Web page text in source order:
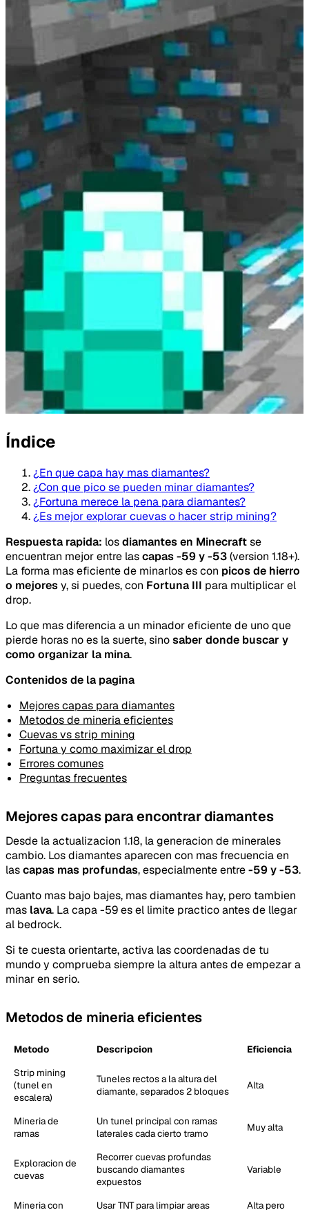
Índice
¿En que capa hay mas diamantes?
¿Con que pico se pueden minar diamantes?
¿Fortuna merece la pena para diamantes?
¿Es mejor explorar cuevas o hacer strip mining?
Respuesta rapida: losdiamantes en Minecraftse
encuentran mejor entre lascapas -59 y -53(version 1.18+).
La forma mas eficiente de minarlos es con picos de hierro
o mejoresy, si puedes, con Fortuna III para multiplicar el
drop.
Lo que mas diferencia a un minador eficiente de uno que
pierde horas no es la suerte, sinosaber donde buscar y
como organizar la mina.
Contenidos de la pagina
Mejores capas para diamantes
Metodos de mineria eficientes
Cuevas vs strip mining
Fortuna y como maximizar el drop
Errores comunes
Preguntas frecuentes
Mejores capas para encontrar diamantes
Desde la actualizacion 1.18, la generacion de minerales
cambio. Los diamantes aparecen con mas frecuencia en
lascapas mas profundas, especialmente entre-59 y -53.
Cuanto mas bajo bajes, mas diamantes hay, pero tambien
mas lava. La capa -59 es el limite practico antes de llegar
al bedrock.
Si te cuesta orientarte, activa las coordenadas de tu
mundo y comprueba siempre la altura antes de empezar a
minar en serio.
Metodos de mineria eficientes
Metodo Descripcion
Eficiencia
Strip mining
(tunel en
escalera)
Tuneles rectos a la altura del
diamante, separados 2 bloques
Alta
Mineria de
ramas
Un tunel principal con ramas
laterales cada cierto tramo
Muy alta
Exploracion de
cuevas
Recorrer cuevas profundas
buscando diamantes
expuestos
Variable
Mineria con Usar TNT para limpiar areas Alta pero